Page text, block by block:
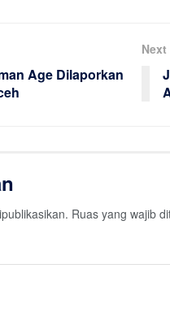
Age Dilaporkan
Ruas yang wajib